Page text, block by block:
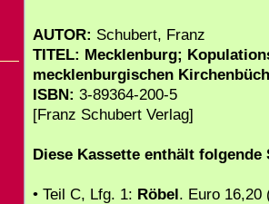
AUTOR: Schubert, Franz
TITEL: Mecklenburg;
mecklenburgischen
ISBN: 3-89364-200-5
[Franz Schubert Verlag]
Diese Kassette enthält folgende
• Teil C, Lfg. 1: Röbel. Euro 16,20